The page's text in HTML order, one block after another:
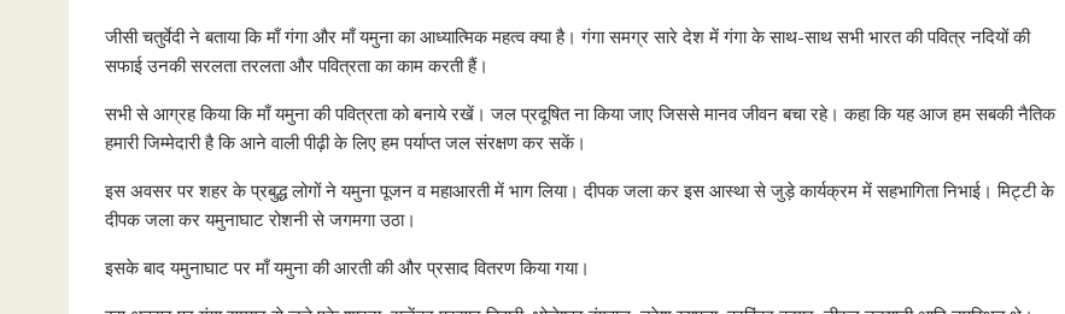
जीसी चतुर्वेदी ने बताया कि माँ गंगा और माँ यमुना का आध्यात्मिक महत्व क्या है। गंगा समग्र सारे देश में गंगा के साथ-साथ सभी भारत की पवित्र नदियों की
सफाई उनकी सरलता तरलता और पवित्रता का काम करती हैं।
सभी से आग्रह किया कि माँ यमुना की पवित्रता को बनाये रखें। जल प्रदूषित ना किया जाए जिससे मानव जीवन बचा रहे। कहा कि यह आज हम सबकी नैतिक
हमारी जिम्मेदारी है कि आने वाली पीढ़ी के लिए हम पर्याप्त जल संरक्षण कर सकें।
इस अवसर पर शहर के प्रबुद्ध लोगों ने यमुना पूजन व महाआरती में भाग लिया। दीपक जला कर इस आस्था से जुड़े कार्यक्रम में सहभागिता निभाई। मिट्टी के
दीपक जला कर यमुनाघाट रोशनी से जगमगा उठा।
इसके बाद यमुनाघाट पर माँ यमुना की आरती की और प्रसाद वितरण किया गया।